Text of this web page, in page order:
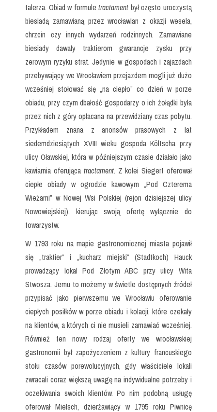
talerza. Obiad w formuletractament był często uroczystą
biesiadą zamawianą przez wrocławian z okazji wesela,
chrzcin czy innych wydarzeń rodzinnych. Zamawiane
biesiady dawały traktierom gwarancje zysku przy
zerowym ryzyku strat. Jedynie w gospodach i zajazdach
przebywający we Wrocławiem przejazdem mogli już dużo
wcześniej stołować się „na ciepło” co dzień w porze
obiadu, przy czym dbałość gospodarzy o ich żołądki była
przez nich z góry opłacana na przewidziany czas pobytu.
Przykładem znana z anonsów prasowych z lat
siedemdziesiątych XVIII wieku gospoda Költscha przy
ulicy Oławskiej, która w późniejszym czasie działało jako
kawiarnia oferująca tractament. Z kolei Siegert oferował
ciepłe obiady w ogrodzie kawowym „Pod Czterema
Wieżami” w Nowej Wsi Polskiej (rejon dzisiejszej ulicy
Nowowiejskiej), kierując swoją ofertę wyłącznie do
towarzystw.
W 1793 roku na mapie gastronomicznej miasta pojawił
się „traktier” i „kucharz miejski” (Stadtkoch) Hauck
prowadzący lokal Pod Złotym ABC przy ulicy Wita
Stwosza. Jemu to możemy w świetle dostępnych źródeł
przypisać jako pierwszemu we Wrocławiu oferowanie
ciepłych posiłków w porze obiadu i kolacji, które czekały
na klientów, a których ci nie musieli zamawiać wcześniej.
Również ten nowy rodzaj oferty we wrocławskiej
gastronomii był zapożyczeniem z kultury francuskiego
stołu czasów porewolucyjnych, gdy właściciele lokali
zwracali coraz większą uwagę na indywidualne potrzeby i
oczekiwania swoich klientów. Po nim podobną usługę
oferował Mielsch, dzierżawiący w 1795 roku Piwnicę